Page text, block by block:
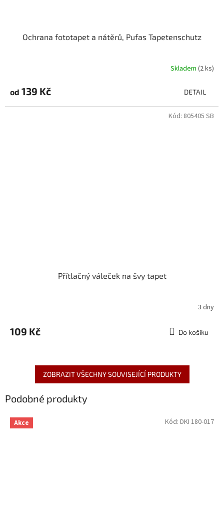
Ochrana fototapet a nátěrů, Pufas Tapetenschutz
Skladem (2 ks)
od 139 Kč DETAIL
Přítlačný váleček na švy tapet
3 dny
109 Kč Do košíku
Kód: 805405 SB
ZOBRAZIT VŠECHNY SOUVISEJÍCÍ PRODUKTY
Podobné produkty
Akce Kód: DKI 180-017